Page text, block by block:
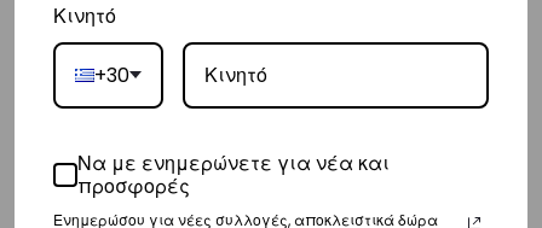
– Η συνεργαζόμενη εταιρεία ταχυμεταφορών,
παράδοσή σας.
– Οι χρόνοι παράδοσης κυμαίνονται συνήθως από 3-10 εργάσιμες
Επιστροφές
Επιστροφές είναι δεκτές εντός 14 ημερών από την ημερομηνία αγοράς
Κινητό
+30
Να με ενημερώνετε για νέα και
προσφορές
Ενημερώσου για νέες συλλογές, αποκλειστικά δώρα